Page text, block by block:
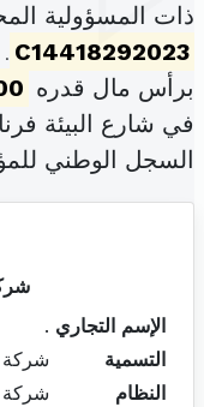
ذات المسؤولية
C14418292023
برأس مال قدره
في شارع البيئة
السجل الوطني
الإسم التجاري .
التسمية
شركة
النظام
شركة